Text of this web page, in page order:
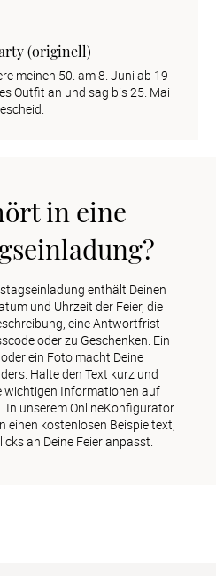
(originell)
meinen 50. am 8. Juni ab 19
Outfit an und sag bis 25. Mai
in eine
enthält Deinen
und Uhrzeit der Feier, die
eine Antwortfrist
oder zu Geschenken. Ein
ein Foto macht Deine
Halte den Text kurz und
wichtigen Informationen auf
In unserem OnlineKonfigurator
einen kostenlosen Beispieltext,
an Deine Feier anpasst.